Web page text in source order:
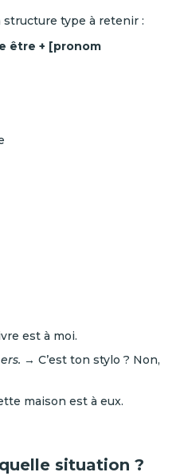
structure type à retenir :
être + [pronom
est à moi.
→ C’est ton stylo ? Non,
maison est à eux.
situation ?